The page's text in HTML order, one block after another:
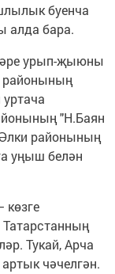
буенча
алда бара.
урып-җыюны
районының
"Н.Баян
районының
уңыш белән
көзге
Тукай, Арча
чәчелгән.